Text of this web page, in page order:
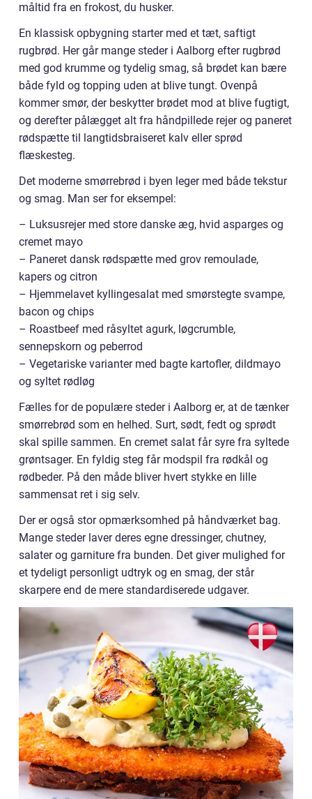
måltid fra en frokost, du husker.
En klassisk opbygning starter med et tæt, saftigt
rugbrød. Her går mange steder i Aalborg efter rugbrød
med god krumme og tydelig smag, så brødet kan bære
både fyld og topping uden at blive tungt. Ovenpå
kommer smør, der beskytter brødet mod at blive fugtigt,
og derefter pålægget alt fra håndpillede rejer og paneret
rødspætte til langtidsbraiseret kalv eller sprød
flæskesteg.
Det moderne smørrebrød i byen leger med både tekstur
og smag. Man ser for eksempel:
– Luksusrejer med store danske æg, hvid asparges og
cremet mayo
– Paneret dansk rødspætte med grov remoulade,
kapers og citron
– Hjemmelavet kyllingesalat med smørstegte svampe,
bacon og chips
– Roastbeef med råsyltet agurk, løgcrumble,
sennepskorn og peberrod
– Vegetariske varianter med bagte kartofler, dildmayo
og syltet rødløg
Fælles for de populære steder i Aalborg er, at de tænker
smørrebrød som en helhed. Surt, sødt, fedt og sprødt
skal spille sammen. En cremet salat får syre fra syltede
grøntsager. En fyldig steg får modspil fra rødkål og
rødbeder. På den måde bliver hvert stykke en lille
sammensat ret i sig selv.
Der er også stor opmærksomhed på håndværket bag.
Mange steder laver deres egne dressinger, chutney,
salater og garniture fra bunden. Det giver mulighed for
et tydeligt personligt udtryk og en smag, der står
skarpere end de mere standardiserede udgaver.